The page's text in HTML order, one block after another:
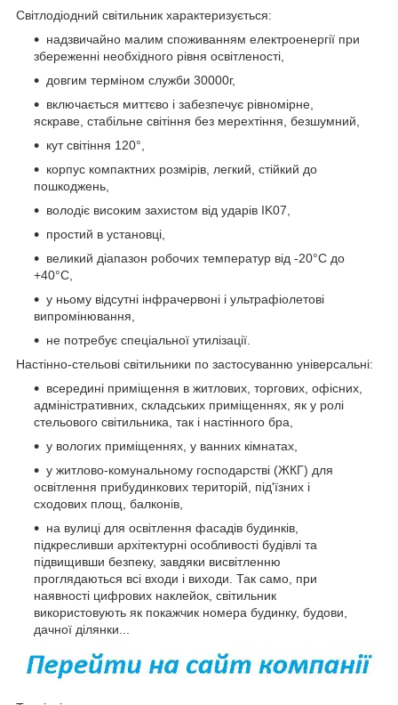
Світлодіодний світильник характеризується:
надзвичайно малим споживанням електроенергії при
збереженні необхідного рівня освітленості,
довгим терміном служби 30000г,
включається миттєво і забезпечує рівномірне,
яскраве, стабільне світіння без мерехтіння, безшумний,
кут світіння 120°,
корпус компактних розмірів, легкий, стійкий до
пошкоджень,
володіє високим захистом від ударів IK07,
простий в установці,
великий діапазон робочих температур від -20°С до
+40°С,
у ньому відсутні інфрачервоні і ультрафіолетові
випромінювання,
не потребує спеціальної утилізації.
Настінно-стельові світильники по застосуванню універсальні:
всередині приміщення в житлових, торгових, офісних,
адміністративних, складських приміщеннях, як у ролі
стельового світильника, так і настінного бра,
у вологих приміщеннях, у ванних кімнатах,
у житлово-комунальному господарстві (ЖКГ) для
освітлення прибудинкових територій, під'їзних і
сходових площ, балконів,
на вулиці для освітлення фасадів будинків,
підкресливши архітектурні особливості будівлі та
підвищивши безпеку, завдяки висвітленню
проглядаються всі входи і виходи. Так само, при
наявності цифрових наклейок, світильник
використовують як покажчик номера будинку, будови,
дачної ділянки...